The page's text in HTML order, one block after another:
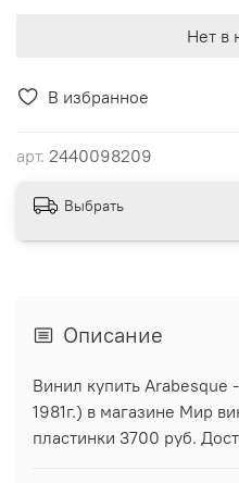
В избранное
арт. 2440098209
Нет в
Выбрать
Описание
Винил купить Arabesque
1981г.) в магазине Мир
пластинки 3700 руб.